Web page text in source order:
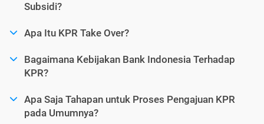
Subsidi?
Apa Itu KPR Take Over?
Bagaimana Kebijakan Bank Indonesia Terhadap
KPR?
Apa Saja Tahapan untuk Proses Pengajuan KPR
pada Umumnya?